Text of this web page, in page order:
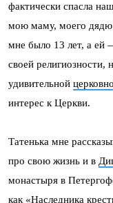
фактически спасла
мою маму, моего дядю
мне было 13 лет, а ей
своей религиозности,
удивительной
интерес к Церкви.
Татенька мне
про свою жизнь и в
монастыря в
как «Наследника